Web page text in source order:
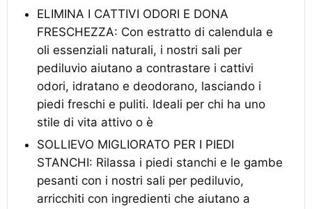
ELIMINA I CATTIVI ODORI E DONA
FRESCHEZZA: Con estratto di calendula e
oli essenziali naturali, i nostri sali per
pediluvio aiutano a contrastare i cattivi
odori, idratano e deodorano, lasciando i
piedi freschi e puliti. Ideali per chi ha uno
stile di vita attivo o è
SOLLIEVO MIGLIORATO PER I PIEDI
STANCHI: Rilassa i piedi stanchi e le gambe
pesanti con i nostri sali per pediluvio,
arricchiti con ingredienti che aiutano a